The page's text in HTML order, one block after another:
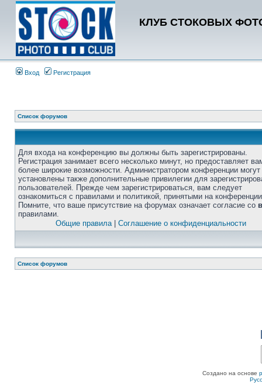
КЛУБ СТОКОВЫХ
Вход Регистрация
Список форумов
Для входа на конференцию вы должны быть зарегистрированы.
Регистрация занимает всего несколько минут, но предоставляет
более широкие возможности. Администратором конференции
установлены также дополнительные привилегии для
пользователей. Прежде чем зарегистрироваться, вам следует
ознакомиться с правилами и политикой, принятыми на
Помните, что ваше присутствие на форумах означает согласие со
правилами.
Общие правила| Соглашение о конфиденциальности
Список форумов
Создано на основе